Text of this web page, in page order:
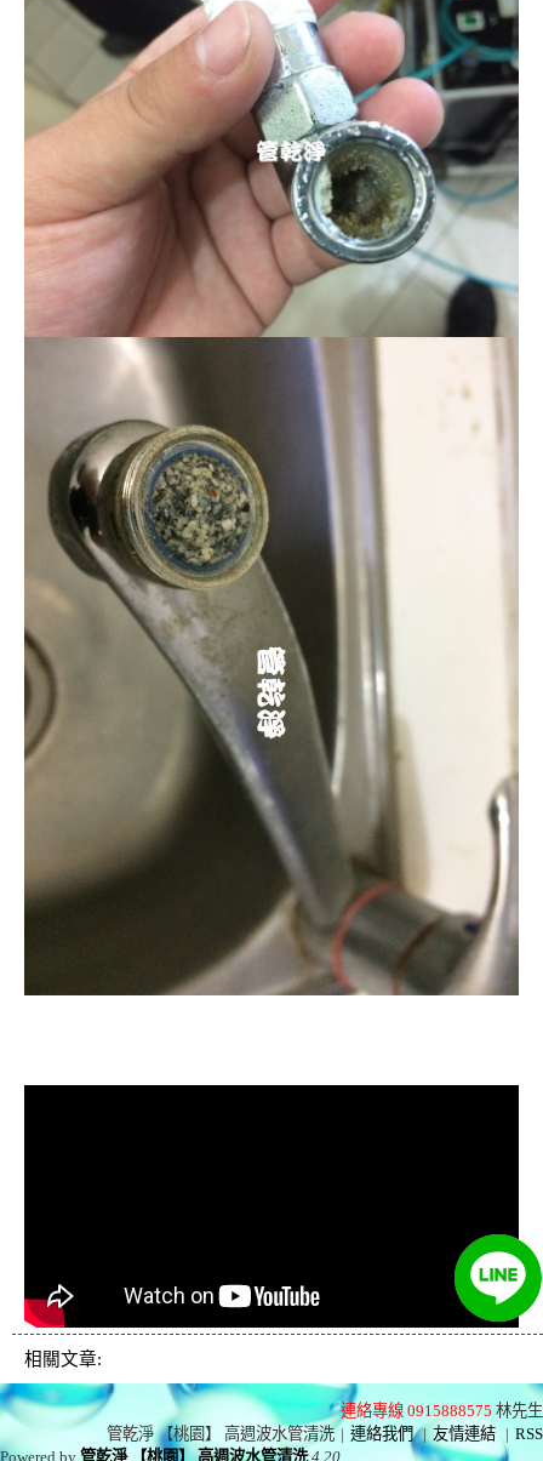
相關文章:
連絡專線 0915888575 林先生
管乾淨 【桃園】 高週波水管清洗 | 連絡我們 | 友情連結 | RSS
Powered by 管乾淨 【桃園】 高週波水管清洗 4.20